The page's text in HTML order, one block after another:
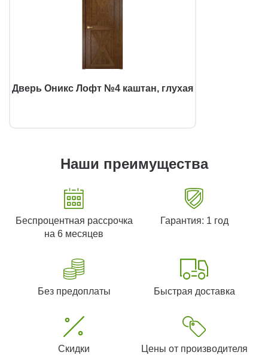
Дверь Оникс Лофт №4 каштан, глухая
Наши преимущества
Беспроцентная рассрочка
на 6 месяцев
Гарантия: 1 год
Без предоплаты Быстрая доставка
Скидки Цены от производителя